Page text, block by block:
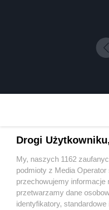
Wydawca mediów lokalnych
Drogi
My, naszych 1162
podmioty z Media
przechowujemy informacje
przetwarzamy dane
identyfikatory,